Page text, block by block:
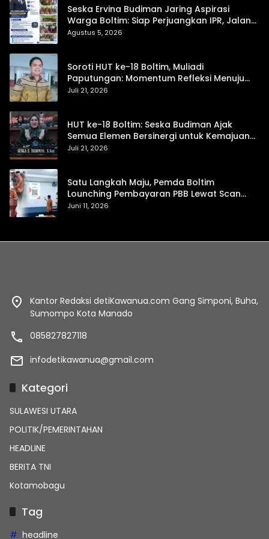
Seska Ervina Budiman Jaring Aspirasi
Warga Boltim: Siap Perjuangkan IPR, Jalan
Trans, hingga Pemasaran UMKM
Agustus 5, 2026
Soroti HUT ke-18 Boltim, Muliadi
Paputungan: Momentum Refleksi Menuju
Daerah Mandiri dan Berdaya Saing
Juli 21, 2026
HUT ke-18 Boltim: Seska Budiman Ajak
Semua Elemen Bersinergi untuk Kemajuan
Daerah
Juli 21, 2026
Satu Langkah Maju, Pemda Boltim
Lounching Pembayaran PBB Lewat Scan
Qris
Juni 11, 2026
Kantor Redaksi detiKawanua.com Gang Simponi, Buha,
Sumompo Kota Manado
085827827118
infodetikawanua@gmail.com
Kategori
SULAWESI UTARA
POLITIK/PEMERINTAHAN
HEADLINE
BERITA TNI
Kotamobagu
Tag
headline